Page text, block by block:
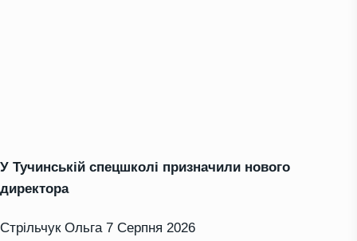
У Тучинській спецшколі призначили нового
директора
Стрільчук Ольга 7 Серпня 2026